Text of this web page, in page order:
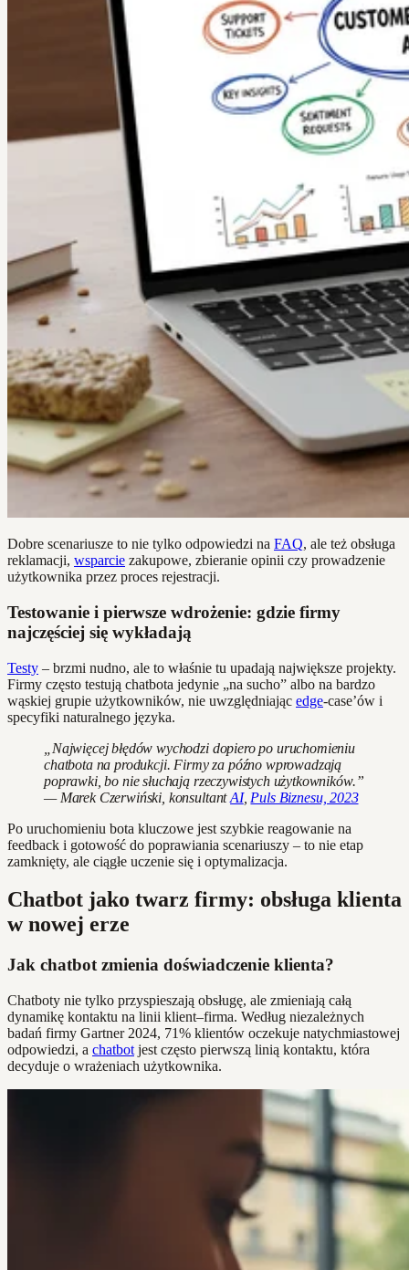
Dobre scenariusze to nie tylko odpowiedzi na FAQ, ale też obsługa
reklamacji, wsparcie zakupowe, zbieranie opinii czy prowadzenie
użytkownika przez proces rejestracji.
Testowanie i pierwsze wdrożenie: gdzie firmy
najczęściej się wykładają
Testy – brzmi nudno, ale to właśnie tu upadają największe projekty.
Firmy często testują chatbota jedynie „na sucho” albo na bardzo
wąskiej grupie użytkowników, nie uwzględniając edge-case’ów i
specyfiki naturalnego języka.
„Najwięcej błędów wychodzi dopiero po uruchomieniu
chatbota na produkcji. Firmy za późno wprowadzają
poprawki, bo nie słuchają rzeczywistych użytkowników.”
— Marek Czerwiński, konsultantAI, Puls Biznesu, 2023
Po uruchomieniu bota kluczowe jest szybkie reagowanie na
feedback i gotowość do poprawiania scenariuszy – to nie etap
zamknięty, ale ciągłe uczenie się i optymalizacja.
Chatbot jako twarz firmy: obsługa klienta
w nowej erze
Jak chatbot zmienia doświadczenie klienta?
Chatboty nie tylko przyspieszają obsługę, ale zmieniają całą
dynamikę kontaktu na linii klient–firma. Według niezależnych
badań firmy Gartner 2024, 71% klientów oczekuje natychmiastowej
odpowiedzi, a chatbot jest często pierwszą linią kontaktu, która
decyduje o wrażeniach użytkownika.